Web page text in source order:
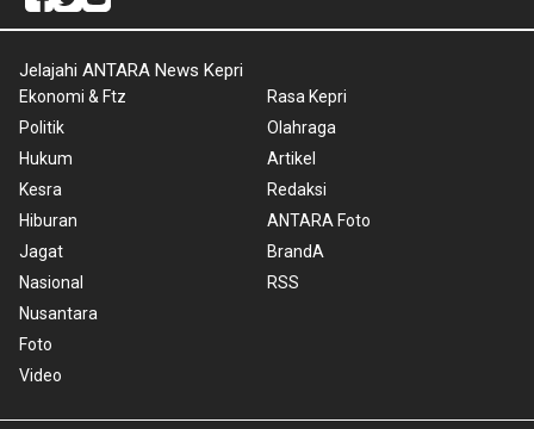
Jelajahi ANTARA News Kepri
Ekonomi & Ftz
Politik
Hukum
Kesra
Hiburan
Jagat
Nasional
Nusantara
Foto
Video
Rasa Kepri
Olahraga
Artikel
Redaksi
ANTARA Foto
BrandA
RSS